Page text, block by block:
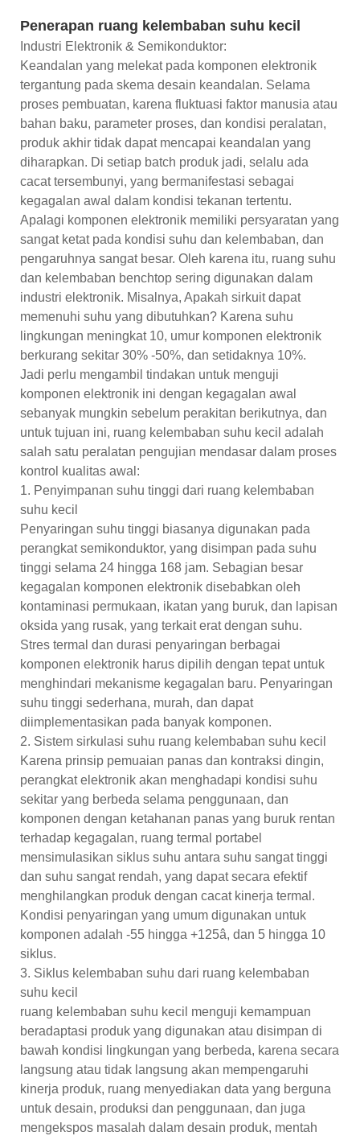
Penerapan ruang kelembaban suhu kecil
Industri Elektronik & Semikonduktor:
Keandalan yang melekat pada komponen elektronik
tergantung pada skema desain keandalan. Selama
proses pembuatan, karena fluktuasi faktor manusia atau
bahan baku, parameter proses, dan kondisi peralatan,
produk akhir tidak dapat mencapai keandalan yang
diharapkan. Di setiap batch produk jadi, selalu ada
cacat tersembunyi, yang bermanifestasi sebagai
kegagalan awal dalam kondisi tekanan tertentu.
Apalagi komponen elektronik memiliki persyaratan yang
sangat ketat pada kondisi suhu dan kelembaban, dan
pengaruhnya sangat besar. Oleh karena itu, ruang suhu
dan kelembaban benchtop sering digunakan dalam
industri elektronik. Misalnya, Apakah sirkuit dapat
memenuhi suhu yang dibutuhkan? Karena suhu
lingkungan meningkat 10, umur komponen elektronik
berkurang sekitar 30% -50%, dan setidaknya 10%.
Jadi perlu mengambil tindakan untuk menguji
komponen elektronik ini dengan kegagalan awal
sebanyak mungkin sebelum perakitan berikutnya, dan
untuk tujuan ini, ruang kelembaban suhu kecil adalah
salah satu peralatan pengujian mendasar dalam proses
kontrol kualitas awal:
1. Penyimpanan suhu tinggi dari ruang kelembaban
suhu kecil
Penyaringan suhu tinggi biasanya digunakan pada
perangkat semikonduktor, yang disimpan pada suhu
tinggi selama 24 hingga 168 jam. Sebagian besar
kegagalan komponen elektronik disebabkan oleh
kontaminasi permukaan, ikatan yang buruk, dan lapisan
oksida yang rusak, yang terkait erat dengan suhu.
Stres termal dan durasi penyaringan berbagai
komponen elektronik harus dipilih dengan tepat untuk
menghindari mekanisme kegagalan baru. Penyaringan
suhu tinggi sederhana, murah, dan dapat
diimplementasikan pada banyak komponen.
2. Sistem sirkulasi suhu ruang kelembaban suhu kecil
Karena prinsip pemuaian panas dan kontraksi dingin,
perangkat elektronik akan menghadapi kondisi suhu
sekitar yang berbeda selama penggunaan, dan
komponen dengan ketahanan panas yang buruk rentan
terhadap kegagalan, ruang termal portabel
mensimulasikan siklus suhu antara suhu sangat tinggi
dan suhu sangat rendah, yang dapat secara efektif
menghilangkan produk dengan cacat kinerja termal.
Kondisi penyaringan yang umum digunakan untuk
komponen adalah -55 hingga +125â, dan 5 hingga 10
siklus.
3. Siklus kelembaban suhu dari ruang kelembaban
suhu kecil
ruang kelembaban suhu kecil menguji kemampuan
beradaptasi produk yang digunakan atau disimpan di
bawah kondisi lingkungan yang berbeda, karena secara
langsung atau tidak langsung akan mempengaruhi
kinerja produk, ruang menyediakan data yang berguna
untuk desain, produksi dan penggunaan, dan juga
mengekspos masalah dalam desain produk, mentah